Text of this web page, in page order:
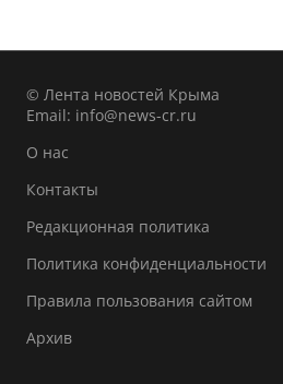
© Лента новостей Крыма
Email: info@news-cr.ru
О нас
Контакты
Редакционная политика
Политика конфиденциальности
Правила пользования сайтом
Архив